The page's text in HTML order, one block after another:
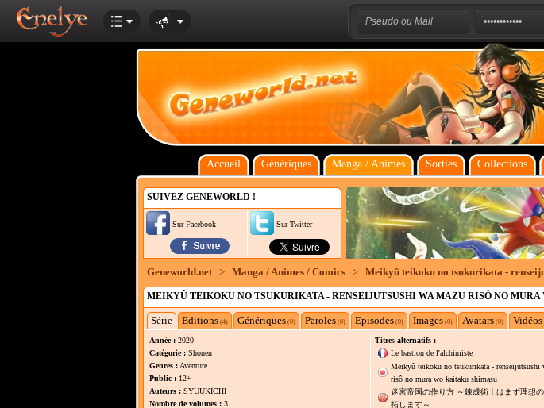
Accueil Génériques Manga / Animes Sorties Collections
SUIVEZ GENEWORLD !
Sur Facebook Sur Twitter
Geneworld.net > Manga / Animes / Comics > Meikyû teikoku no tsukurikata -
MEIKYÛ TEIKOKU NO TSUKURIKATA - RENSEIJUTSUSHI WA MAZU RISÔ NO
Série Editions(4) Génériques(0) Paroles(0) Episodes(0) Images(0) Avatars(0) Vidéos
Année :2020
Catégorie :Shonen
Genres :Aventure
Public :12+
Auteurs : SYUUKICHI
Nombre de volumes :3
Titres alternatifs :
Le bastion de l'alchimiste
Meikyû teikoku no tsukurikata - renseijutsushi
risô no mura wo kaitaku shimasu
迷宮帝国の作り方 ～錬成術士はまず理想
拓します～